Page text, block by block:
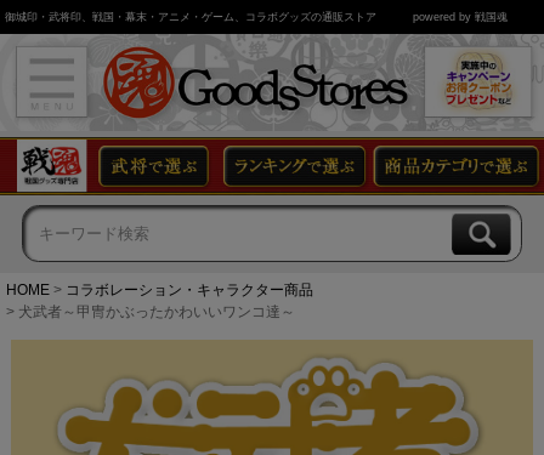
御城印・武将印、戦国・幕末・アニメ・ゲーム、コラボグッズの通販ストア powered by 戦国魂
HOME
コラボレーション・キャラクター商品
犬武者～甲冑かぶったかわいいワンコ達～